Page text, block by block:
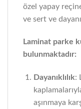
özel yapay
ve sert ve
Laminat parke
bulunmaktadır:
Dayanıklılık:
aşınmaya